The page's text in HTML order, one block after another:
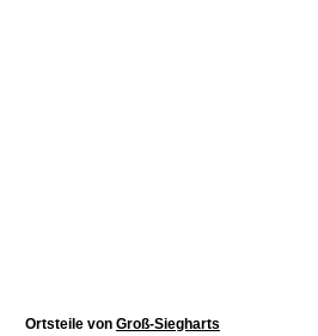
Ortsteile von Groß-Siegharts